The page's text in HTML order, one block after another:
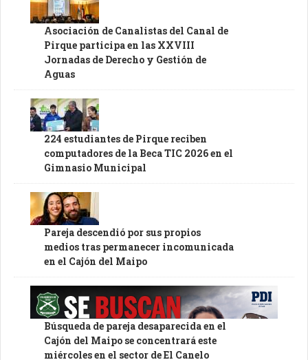
Asociación de Canalistas del Canal de
Pirque participa en las XXVIII
Jornadas de Derecho y Gestión de
Aguas
224 estudiantes de Pirque reciben
computadores de la Beca TIC 2026 en el
Gimnasio Municipal
Pareja descendió por sus propios
medios tras permanecer incomunicada
en el Cajón del Maipo
Búsqueda de pareja desaparecida en el
Cajón del Maipo se concentrará este
miércoles en el sector de El Canelo